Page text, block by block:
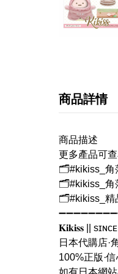
商品詳情
商品描述
更多產品可查
🗂#kikiss_角
🗂#kikiss_角
🗂#kikiss_精
𝐊𝐢𝐤𝐢𝐬𝐬 ||
日本代購店·
100%正版·
如有日本網